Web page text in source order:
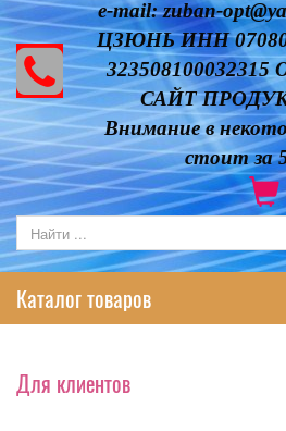
e-mail: zuban-
ЦЗЮНЬ ИНН
САЙТ
Внимание в
стоит за
Каталог товаров
Для клиентов